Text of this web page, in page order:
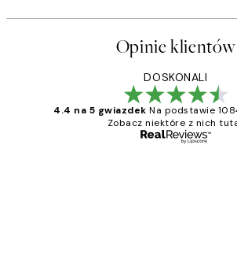
Opinie klientów
DOSKONALI
4.4 na 5 gwiazdek Na podstawie
Zobacz niektóre z nich